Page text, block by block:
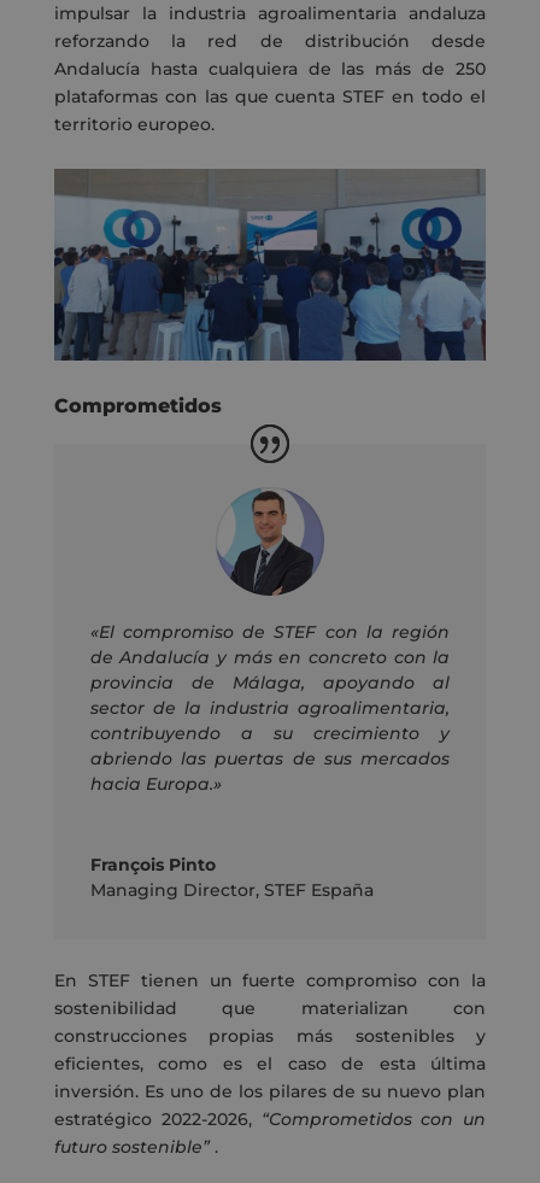
impulsar la industria agroalimentaria andaluza
reforzando la red de distribución desde
Andalucía hasta cualquiera de las más de 250
plataformas con las que cuenta STEF en todo el
territorio europeo.
Comprometidos
«El compromiso de STEF con la región
de Andalucía y más en concreto con la
provincia de Málaga, apoyando al
sector de la industria agroalimentaria,
contribuyendo a su crecimiento y
abriendo las puertas de sus mercados
hacia Europa.»
François Pinto
Managing Director, STEF España
En STEF tienen un fuerte compromiso con la
sostenibilidad que materializan con
construcciones propias más sostenibles y
eficientes, como es el caso de esta última
inversión. Es uno de los pilares de su nuevo plan
estratégico 2022-2026, “Comprometidos con un
futuro sostenible”.